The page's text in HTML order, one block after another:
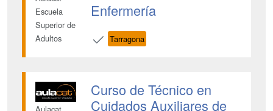
Escuela
Superior de
Adultos
Enfermería
Tarragona
Curso de Técnico en
Cuidados Auxiliares de